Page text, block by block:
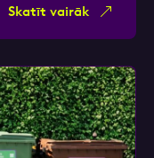
Skatīt vairāk